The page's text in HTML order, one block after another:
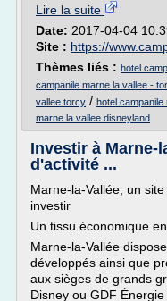
Lire la suite
Date: 2017-04-04
Site : https://
Thèmes liés : hotel
campanile marne la vallee -
vallee torcy / hotel campanile
marne la vallee disneyland
Investir à Marne-
d'activité ...
Marne-la-Vallée, un
investir
Un tissu économique
Marne-la-Vallée
développés ainsi que
aux sièges de grands
Disney ou GDF